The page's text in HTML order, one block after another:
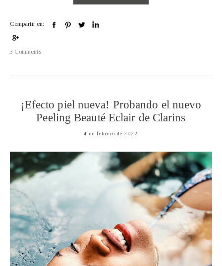
Compartir en:
3 Comments
¡Efecto piel nueva! Probando el nuevo
Peeling Beauté Eclair de Clarins
4 de febrero de 2022